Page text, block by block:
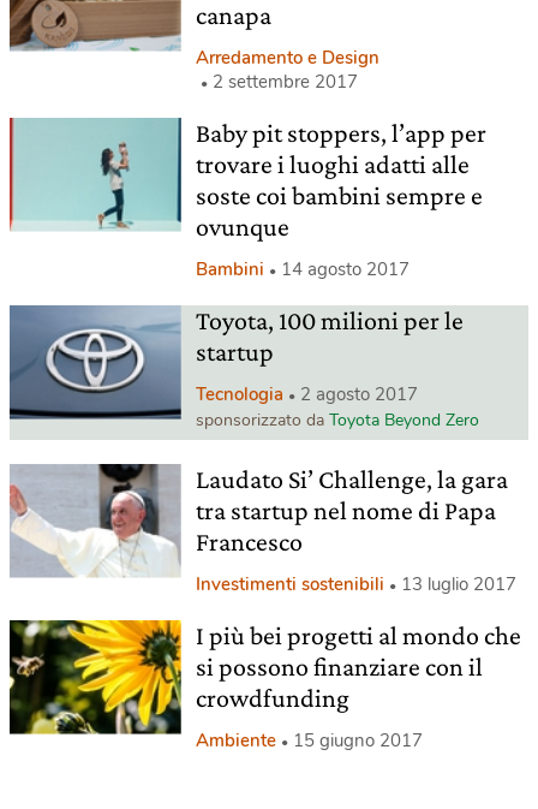
canapa
Arredamento e Design
2 settembre 2017
Baby pit stoppers, l’app per
trovare i luoghi adatti alle
soste coi bambini sempre e
ovunque
Bambini 14 agosto 2017
Toyota, 100 milioni per le
startup
Tecnologia 2 agosto 2017
sponsorizzato da Toyota Beyond Zero
Laudato Si’ Challenge, la gara
tra startup nel nome di Papa
Francesco
Investimenti sostenibili 13 luglio 2017
I più bei progetti al mondo che
si possono finanziare con il
crowdfunding
Ambiente 15 giugno 2017